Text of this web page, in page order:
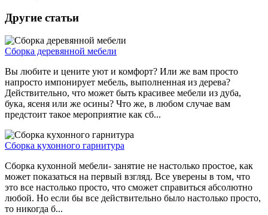
Другие статьи
Сборка деревянной мебели
Вы любите и цените уют и комфорт? Или же вам просто
напросто импонирует мебель, выполненная из дерева?
Действительно, что может быть красивее мебели из дуба,
бука, ясеня или же осины? Что же, в любом случае вам
предстоит такое мероприятие как сб...
Сборка кухонного гарнитура
Сборка кухонной мебели- занятие не настолько простое, как
может показаться на первый взгляд. Все уверены в том, что
это все настолько просто, что сможет справиться абсолютно
любой. Но если бы все действительно было настолько просто,
то никогда б...